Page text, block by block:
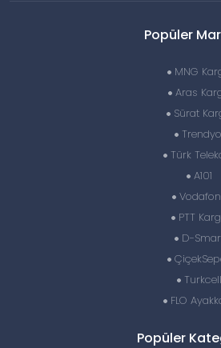
Popüler
MNG
Aras
Sürat
Türk
A101
PTT
D-
Turkcell
FLO
Popüler